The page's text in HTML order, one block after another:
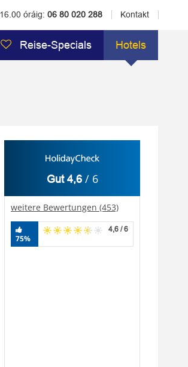
óráig: 06 80 020 288 Kontakt
Reise-Specials Hotels
Gut 4,6 / 6
weitere Bewertungen (453)
75%
4,6 / 6